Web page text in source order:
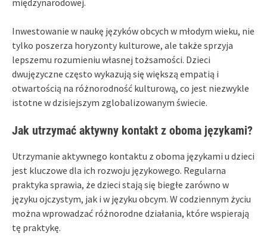
Inwestowanie w naukę języków obcych w młodym wieku, nie
tylko poszerza horyzonty kulturowe, ale także sprzyja
lepszemu rozumieniu własnej tożsamości. Dzieci
dwujęzyczne często wykazują się większą empatią i
otwartością na różnorodność kulturową, co jest niezwykle
istotne w dzisiejszym zglobalizowanym świecie.
Jak utrzymać aktywny kontakt z oboma językami?
Utrzymanie aktywnego kontaktu z oboma językami u dzieci
jest kluczowe dla ich rozwoju językowego. Regularna
praktyka sprawia, że dzieci stają się biegłe zarówno w
języku ojczystym, jak i w języku obcym. W codziennym życiu
można wprowadzać różnorodne działania, które wspierają
tę praktykę.